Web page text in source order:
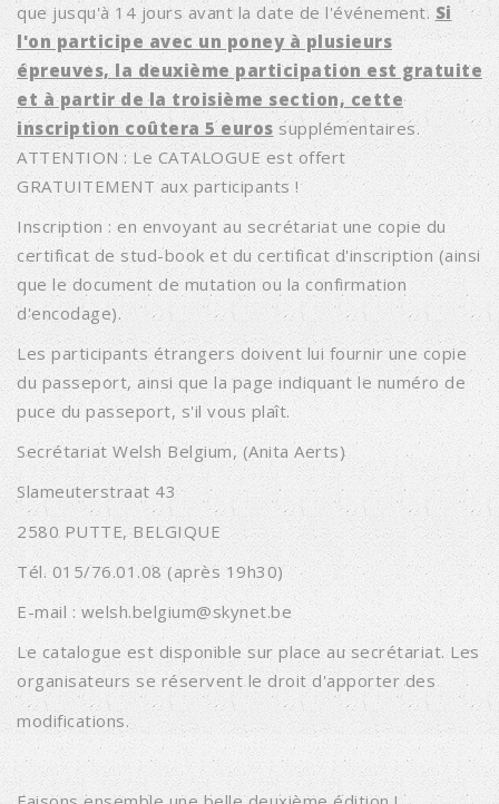
que jusqu'à 14 jours avant la date de l'événement. Si
l'on participe avec un poney à plusieurs
épreuves, la deuxième participation est gratuite
et à partir de la troisième section, cette
inscription coûtera 5 euros supplémentaires.
ATTENTION : Le CATALOGUE est offert
GRATUITEMENT aux participants !
Inscription : en envoyant au secrétariat une copie du
certificat de stud-book et du certificat d'inscription (ainsi
que le document de mutation ou la confirmation
d'encodage).
Les participants étrangers doivent lui fournir une copie
du passeport, ainsi que la page indiquant le numéro de
puce du passeport, s'il vous plaît.
Secrétariat Welsh Belgium, (Anita Aerts)
Slameuterstraat 43
2580 PUTTE, BELGIQUE
Tél. 015/76.01.08 (après 19h30)
E-mail : welsh.belgium@skynet.be
Le catalogue est disponible sur place au secrétariat. Les
organisateurs se réservent le droit d'apporter des
modifications.